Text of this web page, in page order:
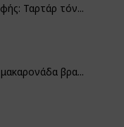
Ταρτάρ τόν...
βρα...